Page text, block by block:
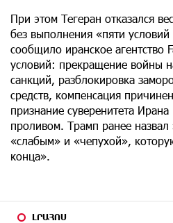
ԼՐԱՀՈՍ
При этом Тегеран отказался
без выполнения «пяти
сообщило иранское агентство
условий: прекращение войны
санкций, разблокировка
средств, компенсация
признание суверенитета
проливом. Трамп ранее
«слабым» и «чепухой»,
конца».